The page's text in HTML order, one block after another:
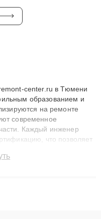
center.ru в Тюмени
образованием и
на ремонте
современное
Каждый инженер
что позволяет
3 лет. Наши мастера